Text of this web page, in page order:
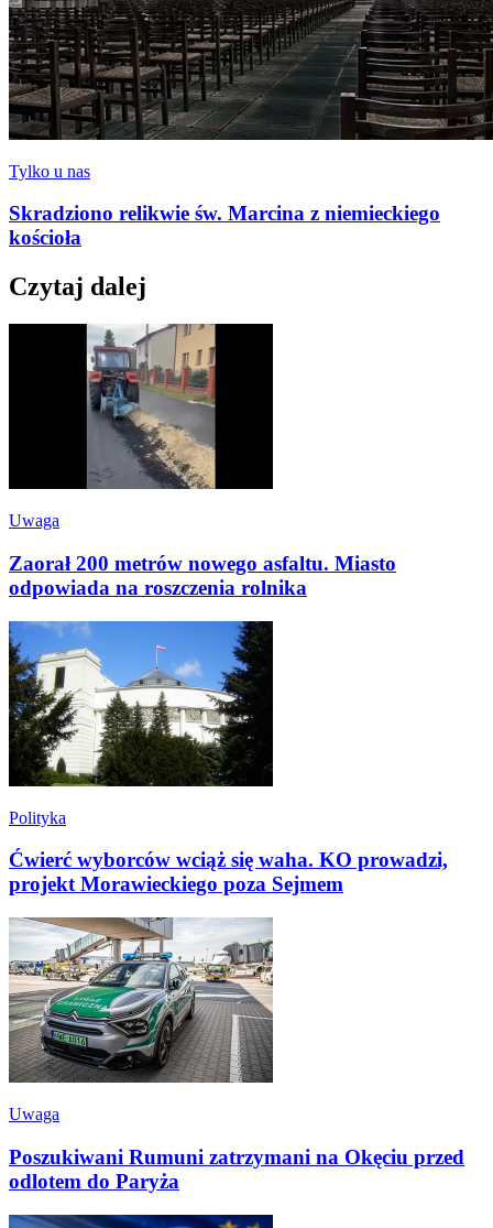
Tylko u nas
Skradziono relikwie św. Marcina z niemieckiego
kościoła
Czytaj dalej
Uwaga
Zaorał 200 metrów nowego asfaltu. Miasto
odpowiada na roszczenia rolnika
Polityka
Ćwierć wyborców wciąż się waha. KO prowadzi,
projekt Morawieckiego poza Sejmem
Uwaga
Poszukiwani Rumuni zatrzymani na Okęciu przed
odlotem do Paryża